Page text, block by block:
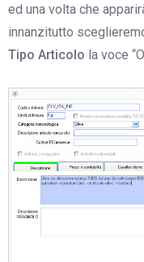
ed una volta che
innanzitutto
Tipo Articolo la voce